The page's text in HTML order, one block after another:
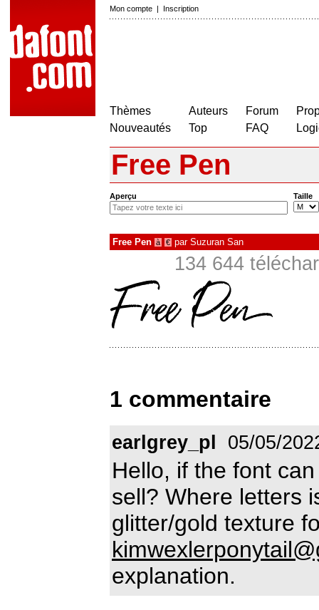
Mon compte | Inscription
Thèmes
Nouveautés
Auteurs
Top
Forum
FAQ
Free Pen
Aperçu Taille
Free Pen à € par Suzuran San
134 644
1 commentaire
earlgrey_pl 05/05/
Hello, if the font
sell? Where letters
glitter/gold texture
explanation.